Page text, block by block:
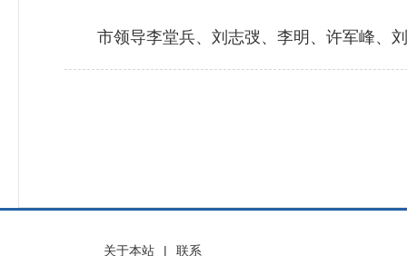
市领导李堂兵、刘志弢、李明、许军峰、刘
关于本站 |
联系